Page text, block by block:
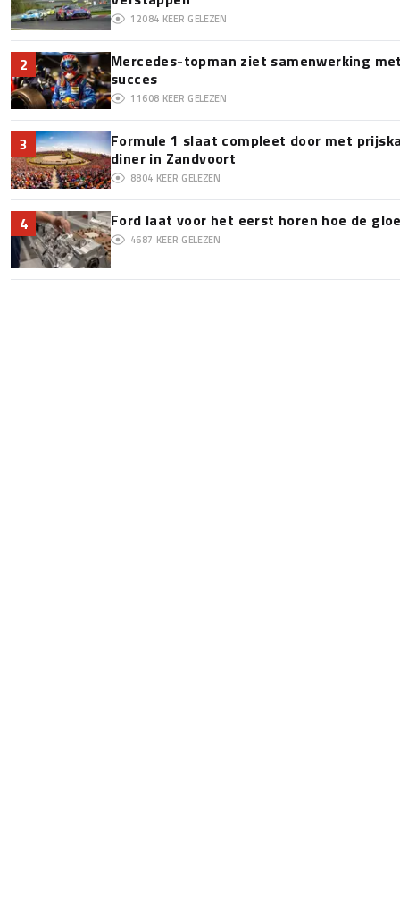
12084 KEER GELEZEN
2
Mercedes-topman ziet samenwerking
succes
11608 KEER GELEZEN
3
Formule 1 slaat compleet door met
diner in Zandvoort
8804 KEER GELEZEN
4 Ford laat voor het eerst horen hoe de
4687 KEER GELEZEN